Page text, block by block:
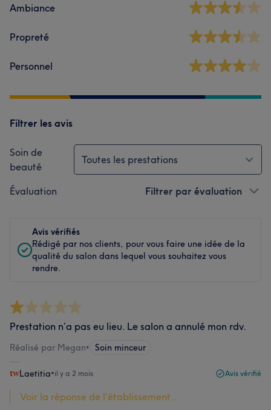
Ambiance
Propreté
Personnel
Filtrer les avis
Soin de
beauté
Toutes les prestations
Évaluation Filtrer par évaluation
Avis vérifiés
Rédigé par nos clients, pour vous faire une idée de la
qualité du salon dans lequel vous souhaitez vous
rendre.
Prestation n’a pas eu lieu. Le salon a annulé mon rdv.
Réalisé par Megan• Soin minceur
Laetitia•il y a 2 mois Avis vérifié
Voir la réponse de l'établissement...